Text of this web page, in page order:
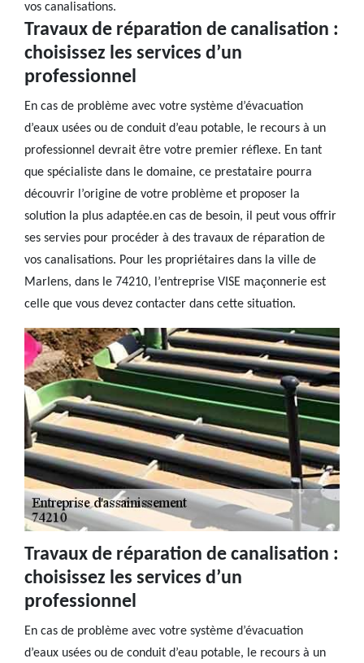
vos canalisations.
Travaux de réparation de canalisation :
choisissez les services d’un
professionnel
En cas de problème avec votre système d’évacuation
d’eaux usées ou de conduit d’eau potable, le recours à un
professionnel devrait être votre premier réflexe. En tant
que spécialiste dans le domaine, ce prestataire pourra
découvrir l’origine de votre problème et proposer la
solution la plus adaptée.en cas de besoin, il peut vous offrir
ses servies pour procéder à des travaux de réparation de
vos canalisations. Pour les propriétaires dans la ville de
Marlens, dans le 74210, l’entreprise VISE maçonnerie est
celle que vous devez contacter dans cette situation.
Travaux de réparation de canalisation :
choisissez les services d’un
professionnel
En cas de problème avec votre système d’évacuation
d’eaux usées ou de conduit d’eau potable, le recours à un